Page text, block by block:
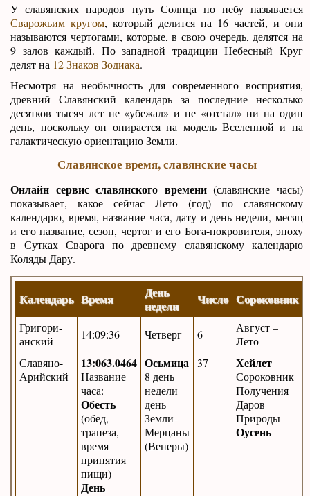
У славянских народов путь Солнца по небу называется
Сварожьим кругом, который делится на 16 частей, и они
называются чертогами, которые, в свою очередь, делятся на
9 залов каждый. По западной традиции Небесный Круг
делят на 12 Знаков Зодиака.
Несмотря на необычность для современного восприятия,
древний Славянский календарь за последние несколько
десятков тысяч лет не «убежал» и не «отстал» ни на один
день, поскольку он опирается на модель Вселенной и на
галактическую ориентацию Земли.
Славянское время, славянские часы
Онлайн сервис славянского времени(славянские часы)
показывает, какое сейчас Лето (год) по славянскому
календарю, время, название часа, дату и день недели, месяц
и его название, сезон, чертог и его Бога-покровителя, эпоху
в Сутках Сварога по древнему славянскому календарю
Коляды Дару.
Календарь Время
День
недели
Число Сороковник
Григори-
анский
14:09:37 Четверг 6
Август –
Лето
Славяно-
Арийский
13:063.0496
Название
часа:
Обесть
(обед,
трапеза,
время
принятия
пищи)
День
Осьмица
8 день
недели
день
Земли-
Мерцаны
(Венеры)
37 Хейлет
Сороковник
Получения
Даров
Природы
Оусень